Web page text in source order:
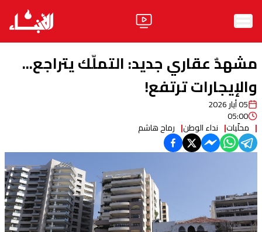
الرئيسية
الأخبار
آراء
فيديو
مواقف
ابحث
مشهدٌ عقاري جديد: التملّك يتراجع...
والإيجارات ترتفع!
05 أيار 2026
05:00
محلّيات نداء الوطن رماح هاشم